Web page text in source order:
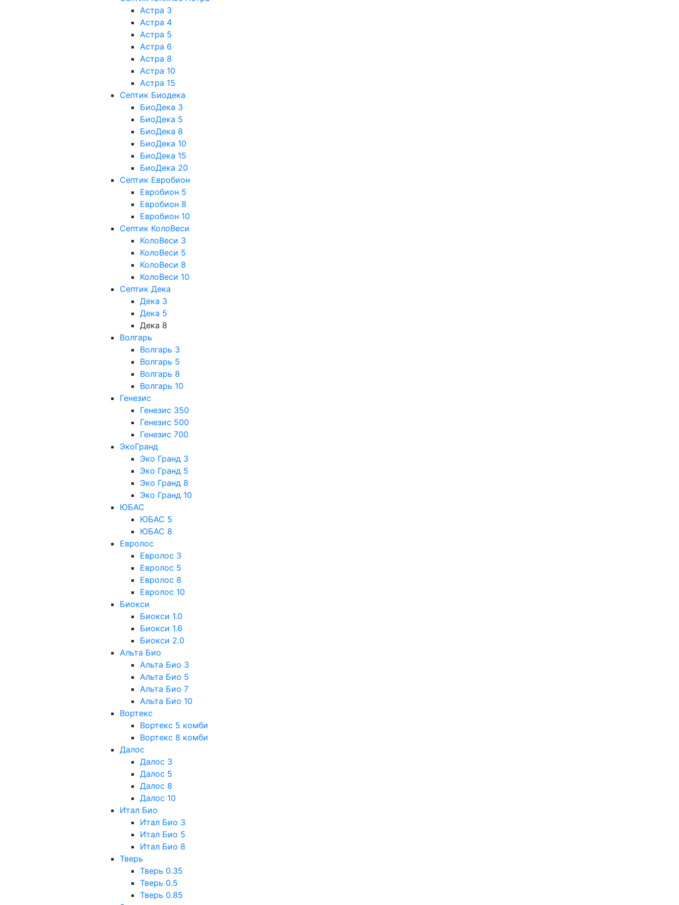
Астра 3
Астра 4
Астра 5
Астра 6
Астра 8
Астра 10
Астра 15
Септик Биодека
БиоДека 3
БиоДека 5
БиоДека 8
БиоДека 10
БиоДека 15
БиоДека 20
Септик Евробион
Евробион 5
Евробион 8
Евробион 10
Септик КолоВеси
КолоВеси 3
КолоВеси 5
КолоВеси 8
КолоВеси 10
Септик Дека
Дека 3
Дека 5
Дека 8
Волгарь
Волгарь 3
Волгарь 5
Волгарь 8
Волгарь 10
Генезис
Генезис 350
Генезис 500
Генезис 700
ЭкоГранд
Эко Гранд 3
Эко Гранд 5
Эко Гранд 8
Эко Гранд 10
ЮБАС
ЮБАС 5
ЮБАС 8
Евролос
Евролос 3
Евролос 5
Евролос 8
Евролос 10
Биокси
Биокси 1.0
Биокси 1.6
Биокси 2.0
Альта Био
Альта Био 3
Альта Био 5
Альта Био 7
Альта Био 10
Вортекс
Вортекс 5 комби
Вортекс 8 комби
Далос
Далос 3
Далос 5
Далос 8
Далос 10
Итал Био
Итал Био 3
Итал Био 5
Итал Био 8
Тверь
Тверь 0.35
Тверь 0.5
Тверь 0.85